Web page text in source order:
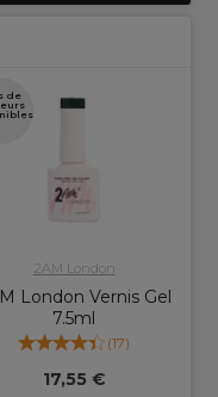
de
2AM London
London Vernis Gel
7.5ml
(17)
17,55 €